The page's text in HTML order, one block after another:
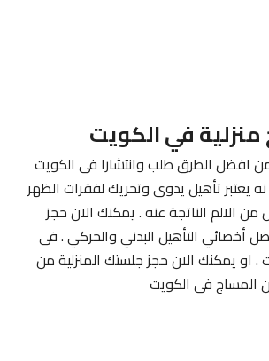
في الكويت
من افضل الطرق طلب وانتشارا فى الكويت
يعتبر تأهيل يدوى وتحريك لفقرات الظهر
الالم الناتجة عنه . يمكنك الان حجز
أخصائي التأهيل البدني والحركي . فى
او يمكنك الان حجز جلستك المنزلية من
المساج فى الكويت